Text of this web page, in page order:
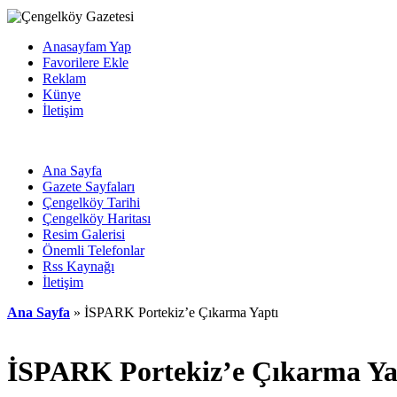
Anasayfam Yap
Favorilere Ekle
Reklam
Künye
İletişim
Ana Sayfa
Gazete Sayfaları
Çengelköy Tarihi
Çengelköy Haritası
Resim Galerisi
Önemli Telefonlar
Rss Kaynağı
İletişim
Ana Sayfa » İSPARK Portekiz’e Çıkarma Yaptı
İSPARK Portekiz’e Çıkarma